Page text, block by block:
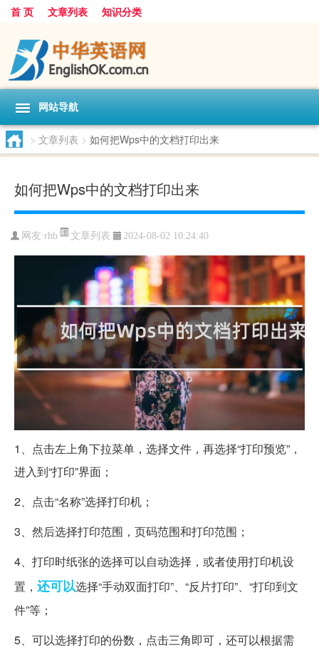
首 页 文章列表 知识分类
网站导航
> 文章列表 > 如何把Wps中的文档打印出来
如何把Wps中的文档打印出来
网友:rhb 文章列表 2024-08-02 10:24:40
1、点击左上角下拉菜单，选择文件，再选择“打印预览”，
进入到“打印”界面；
2、点击“名称”选择打印机；
3、然后选择打印范围，页码范围和打印范围；
4、打印时纸张的选择可以自动选择，或者使用打印机设
置， 还可以选择“手动双面打印”、“反片打印”、“打印到文
件”等；
5、可以选择打印的份数，点击三角即可，还可以根据需